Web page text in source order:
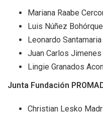
+ MEDIACIÓN
+
+ DIRECTORIOS
+ MESA
Mariana Raabe
Luis Núñez
Leonardo Santamaria
Juan Carlos Jimenes
Lingie Granados
Junta Fundación
Christian Lesko